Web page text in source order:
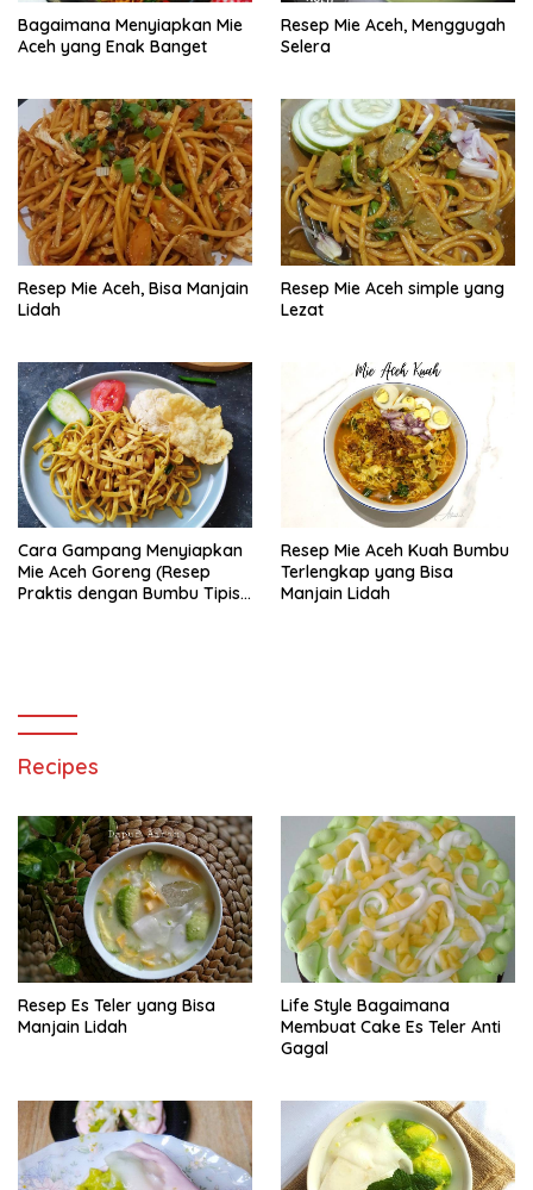
Bagaimana Menyiapkan Mie
Aceh yang Enak Banget
Resep Mie Aceh, Menggugah
Selera
Resep Mie Aceh, Bisa Manjain
Lidah
Resep Mie Aceh simple yang
Lezat
Cara Gampang Menyiapkan
Mie Aceh Goreng (Resep
Praktis dengan Bumbu Tipis),
Resep Mie Aceh Kuah Bumbu
Terlengkap yang Bisa
Manjain Lidah
Recipes
Resep Es Teler yang Bisa
Manjain Lidah
Life Style Bagaimana
Membuat Cake Es Teler Anti
Gagal